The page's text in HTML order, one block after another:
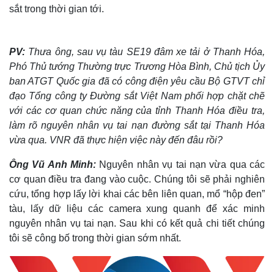
sắt trong thời gian tới.
PV: Thưa ông, sau vụ tàu SE19 đâm xe tải ở Thanh Hóa,
Phó Thủ tướng Thường trực Trương Hòa Bình, Chủ tịch Ủy
ban ATGT Quốc gia đã có công điện yêu cầu Bộ GTVT chỉ
đạo Tổng công ty Đường sắt Việt Nam phối hợp chặt chẽ
với các cơ quan chức năng của tỉnh Thanh Hóa điều tra,
làm rõ nguyên nhân vụ tai nạn đường sắt tại Thanh Hóa
vừa qua. VNR đã thực hiện việc này đến đâu rồi?
Ông Vũ Anh Minh: Nguyên nhân vụ tai nạn vừa qua các
cơ quan điều tra đang vào cuộc. Chúng tôi sẽ phải nghiên
cứu, tổng hợp lấy lời khai các bên liên quan, mổ “hộp đen”
tàu, lấy dữ liệu các camera xung quanh để xác minh
nguyên nhân vụ tai nạn. Sau khi có kết quả chi tiết chúng
tôi sẽ công bố trong thời gian sớm nhất.